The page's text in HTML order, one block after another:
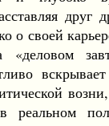
друг
о своей
«деловом
реальном